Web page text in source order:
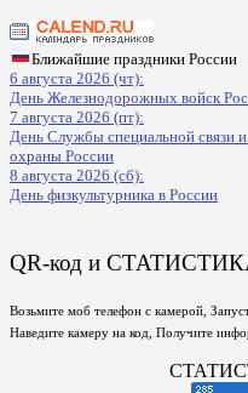
Ближайшие праздники России
6 августа 2026 (чт):
День Железнодорожных войск
7 августа 2026 (пт):
День Службы специальной связи
охраны России
8 августа 2026 (сб):
День физкультурника в России
QR-код и
Возьмите моб телефон с камерой,
Наведите камеру на код, Получите